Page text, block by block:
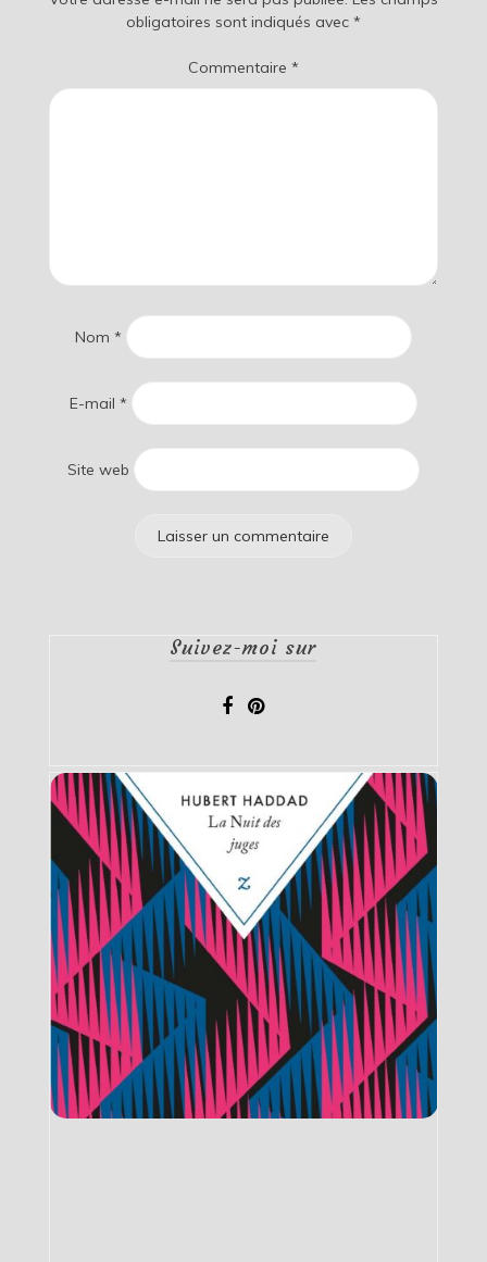
obligatoires sont indiqués avec *
Commentaire *
Nom *
E-mail *
Site web
Suivez-moi sur